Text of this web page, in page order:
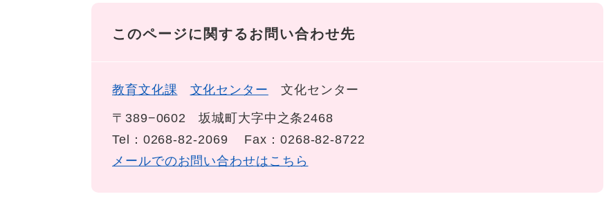
このページに関するお問い合わせ先
教育文化課 文化センター 文化センター
〒389−0602
坂城町大字中之条2468
Tel：0268-82-2069
Fax：0268-82-8722
メールでのお問い合わせはこちら